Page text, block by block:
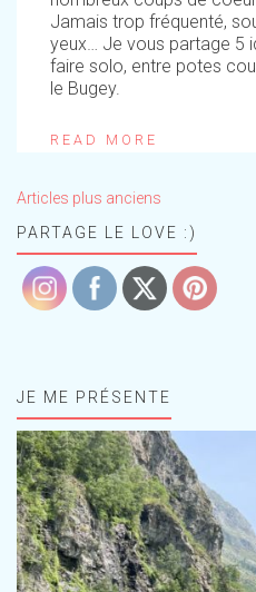
Jamais trop fréquenté,
yeux… Je vous partage 5
faire solo, entre potes
le Bugey.
READ MORE
Navigation
des
Articles plus anciens
PARTAGE LE LOVE :)
JE ME PRÉSENTE